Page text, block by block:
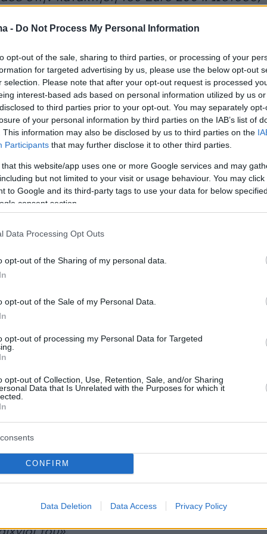
- Do Not Process My Personal Information
opt-out of the sale, sharing to third parties, or processing of your
for targeted advertising by us, please use the below opt-out
selection. Please note that after your opt-out request is processed
interest-based ads based on personal information utilized by us
to third parties prior to your opt-out. You may separately
of your personal information by third parties on the IAB’s list of
This information may also be disclosed by us to third parties on the
Participants that may further disclose it to other third parties.
that this website/app uses one or more Google services and may
but not limited to your visit or usage behaviour. You may
to Google and its third-party tags to use your data for below
consent section.
Data Processing Opt Outs
opt-out of the Sharing of my personal data.
opt-out of the Sale of my Personal Data.
opt-out of processing my Personal Data for Targeted
opt-out of Collection, Use, Retention, Sale, and/or Sharing
Data that Is Unrelated with the Purposes for which it
CONFIRM
Data Deletion Data Access Privacy Policy
ενέργειες και ντρίμπλες, περισσότερο σαν
Αίντραχτ και Μονακό είναι μερικές από τις
που κοιτούν τον ποδοσφαιριστή του
και δεν υπάρχει αμφιβολία ότι τους αρέσει
μέλος της ιστορικής κατάκτησης του
και του νταμπλ της περυσινής
γίνει βασικό μέλος της πρώτης
Φέτος έχει περάσει ήδη τα γκολ της περσινής
σκοράρει έξι φορές), ενώ έχει κάνει
δεν αποτελεί έκπληξη, αφού έκανε το
τον Ατρόμητο στα 16 του χρόνια, και έγινε ο
ποδοσφαιριστής που κάνει το ντεμπούτο
παίκτης είναι. Ο Λημνιός είναι
τολμηρός και άμεσος. Η πρόθεση του με το
την μπάλα είναι να πέσει πάνω στους
θέλει να δημιουργεί ευκαιρίες και έχει την
ότι θα τα καταφέρει.
είναι στα γονίδια του, δεδομένου ότι η
από την Βραζιλία. Ωστόσο ενώ το
ενθουσιάζει, πρέπει να βρει μεγαλύτερη
και να προσθέσει περισσότερα γκολ και